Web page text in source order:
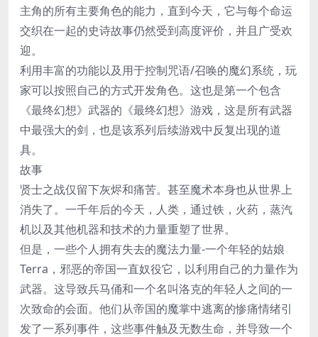
主角的所有主要角色的能力，直到今天，它与每个命运
交织在一起的史诗故事仍然受到高度评价，并且广受欢
迎。
利用丰富的功能以及用于控制咒语/召唤的魔幻系统，玩
家可以按照自己的方式开发角色。这也是第一个包含
《最终幻想》武器的《最终幻想》游戏，这是所有武器
中最强大的剑，也是该系列后续游戏中反复出现的道
具。
故事
贤士之战仅留下灰烬和痛苦。甚至魔术本身也从世界上
消失了。一千年后的今天，人类，通过铁，火药，蒸汽
机以及其他机器和技术的力量重塑了世界。
但是，一些个人拥有失去的魔法力量-一个年轻的姑娘
Terra，邪恶的帝国一直奴役它，以利用自己的力量作为
武器。这导致兵马俑和一个名叫洛克的年轻人之间的一
次致命的会面。他们从帝国的魔掌中逃离的惨痛情绪引
发了一系列事件，这些事件触及无数生命，并导致一个